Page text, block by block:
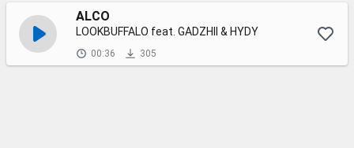
ALCO
LOOKBUFFALO feat. GADZHII & HYDY
00:36 305